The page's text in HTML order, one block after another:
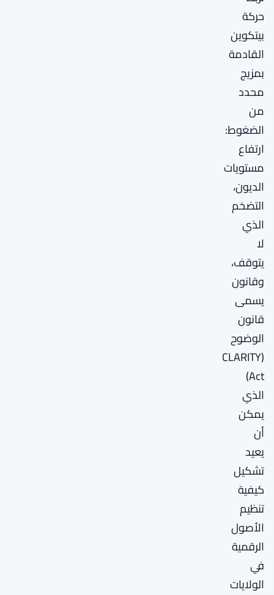
حركة
بيتكوين
القادمة
بمزيج
محدد
من
الضغوط:
ارتفاع
مستويات
الديون،
التضخم
الذي
لا
يتوقف،
وقانون
يسمى
قانون
الوضوح
(CLARITY
Act)
الذي
يمكن
أن
يعيد
تشكيل
كيفية
تنظيم
الأصول
الرقمية
في
الولايات